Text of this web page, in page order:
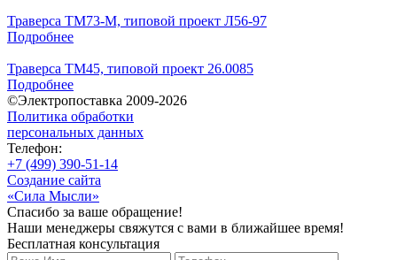
Траверса ТМ73-М, типовой проект Л56-97
Подробнее
Траверса ТМ45, типовой проект 26.0085
Подробнее
©Электропоставка 2009-2026
Политика обработки
персональных данных
Телефон:
+7 (499) 390-51-14
Создание сайта
«Сила Мысли»
Спасибо за ваше обращение!
Наши менеджеры свяжутся с вами в ближайшее время!
Бесплатная консультация